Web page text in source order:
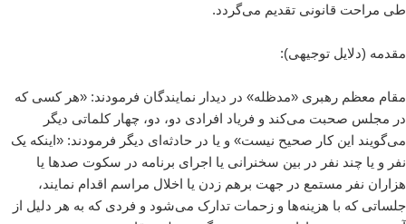
طی مراحت قانونی تقدیم می‌گردد.
مقدمه (دلایل توجیهی):
مقام معظم رهبری «مدظله» در دیدار نمایندگان فرمودند: «هر کسی که
در مجلس صحبت می‌کند و فریاد افرادی دو، دو، چهار کلماتی دیگر
می‌گویند این کار صحیح نیست» و یا در حادثه‌ای دیگر فرمودند: «اینکه یک
نفر و یا چند نفر در بین سخنرانی یا اجرای برنامه در سکوت صدها یا
هزاران نفر مستمع در جهت برهم زدن یا اخلال مراسم اقدام نمایند،
جلساتی که با هزینه‌ها و زحمات تدارک می‌شود و فردی که به هر دلیل از